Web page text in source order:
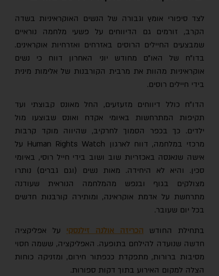
לצד סיפורי אומץ וגבורה של הנשים האוקראיניות בשדה
הקרב, זורמים גם הדיווחים על פשעי מלחמה נוראיים
שמבצעים החיילים הרוסים באזרחים ואזרחיות אוקראינים.
בדו"ח של האו"ם מחודש יוני האחרון דווח כי נשים
אוקראיניות מהוות את מרבית הקורבנות של אלימות מינית
בידי חיילים רוסים.
הדו"ח כולל דיווחים מזעזעים, החל מאונס קבוצתי ועד
תקיפות המתרחשות באיומי אקדח ואונס שבוצעו מול
ילדים. כך בכפר הסמוך לחרקיב, שהיווה מוקד קרבות
מרכזי במלחמה, דווח לארגון Human Rights Watch על
אישה שנאנסה באכזריות שוב ושוב בידי חייל רוסי, באיומי
סכין. והיא לא היחידה. מאות נשים (וגם גברים) נותרו
מצולקים בגוף ובנפש מהמלחמה הנוראית שעודנה
מתרחשת על אדמת אוקראינה, ומותירה קורבנות חדשים
בכל יום שעובר.
בתחילת החודשהכריזה אולנה זילנסקיעל אפליקציה
חדשה שנועדה להילחם בתופעה. האפליקציה, ששמה חסוי
מסיבות ברורות, מתפקדת ככפתור חירום, ומזניקה כוחות
הצלה למקום האירוע בתוך דקות ספורות.